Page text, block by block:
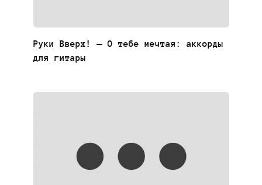
Руки Вверх! — О тебе мечтая: аккорды
для гитары